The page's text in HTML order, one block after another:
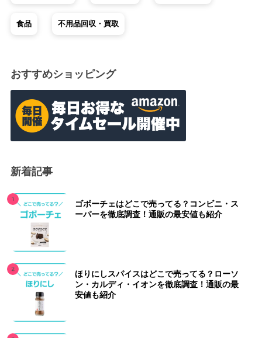
食品 不用品回収・買取
おすすめショッピング
新着記事
ゴボーチェはどこで売ってる？コンビニ・ス
ーパーを徹底調査！通販の最安値も紹介
ほりにしスパイスはどこで売ってる？ローソ
ン・カルディ・イオンを徹底調査！通販の最
安値も紹介